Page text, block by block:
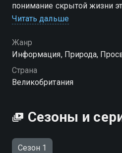
понимание скрытой жизни
созданий является более
Читать дальше
Жанр
Информация, Природа,
Страна
Великобритания
Сезоны и
Сезон 1